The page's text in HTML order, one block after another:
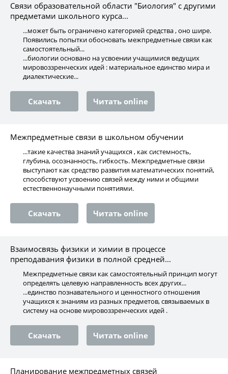
Связи образовательной области "Биология" с другими
предметами школьного курса...
...может быть ограничено категорией средства , оно шире.
Появились попытки обосновать межпредметные связи как
самостоятельный...
...биологии основано на усвоении учащимися ведущих
мировоззренческих идей : материальное единство мира и
диалектические...
Скачать Читать online
Межпредметные связи в школьном обучении
...такие качества знаний учащихся , как системность,
глубина, осознанность, гибкость. Межпредметные связи
выступают как средство развития математических понятий,
способствуют усвоению связей между ними и общими
естественнонаучными понятиями.
Скачать Читать online
Взаимосвязь физики и химии в процессе
преподавания физики в полной средней...
Межпредметные связи как самостоятельный принцип могут
определять целевую направленность всех других...
...единство познавательного и ценностного отношения
учащихся к знаниям из разных предметов, связываемых в
систему на основе мировоззренческих идей .
Скачать Читать online
Планирование межпредметных связей